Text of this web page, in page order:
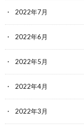
2022年7月
2022年6月
2022年5月
2022年4月
2022年3月